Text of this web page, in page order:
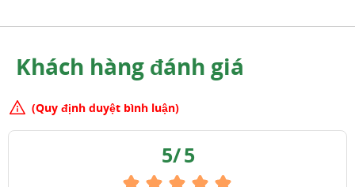
Khách hàng đánh giá
(Quy định duyệt bình luận)
5/5